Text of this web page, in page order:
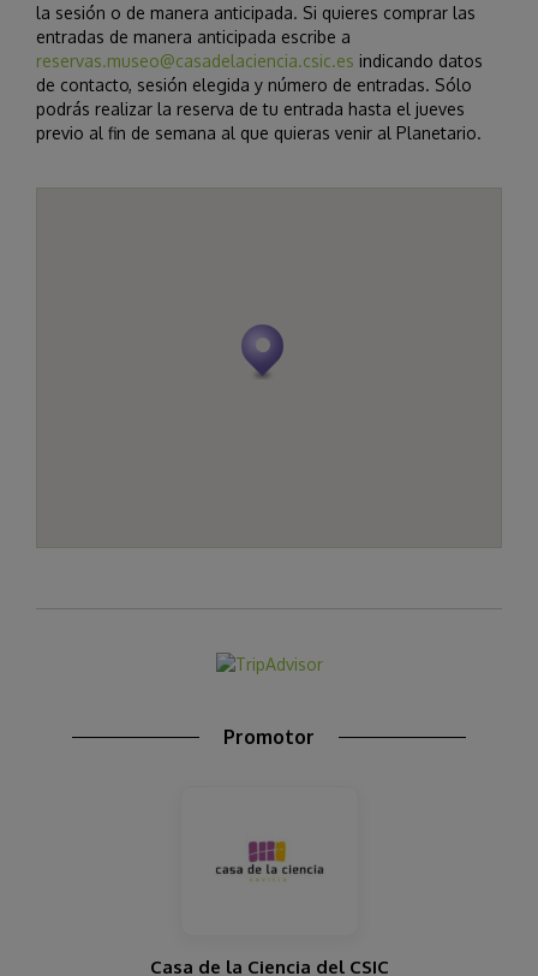
la sesión o de manera anticipada. Si quieres comprar las
entradas de manera anticipada escribe a
reservas.museo@casadelaciencia.csic.es indicando datos
de contacto, sesión elegida y número de entradas. Sólo
podrás realizar la reserva de tu entrada hasta el jueves
previo al fin de semana al que quieras venir al Planetario.
Promotor
Casa de la Ciencia del CSIC